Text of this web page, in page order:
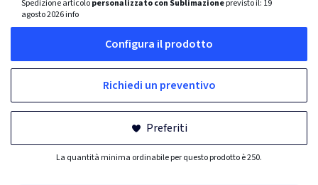
Spedizione articolopersonalizzato con Sublimazioneprevisto il: 19
agosto 2026info
Configura il prodotto
Richiedi un preventivo
Preferiti
La quantità minima ordinabile per questo prodotto è 250.